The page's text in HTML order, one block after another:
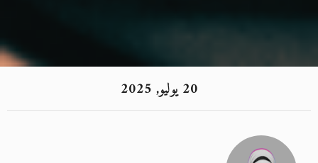
20 يوليو, 2025